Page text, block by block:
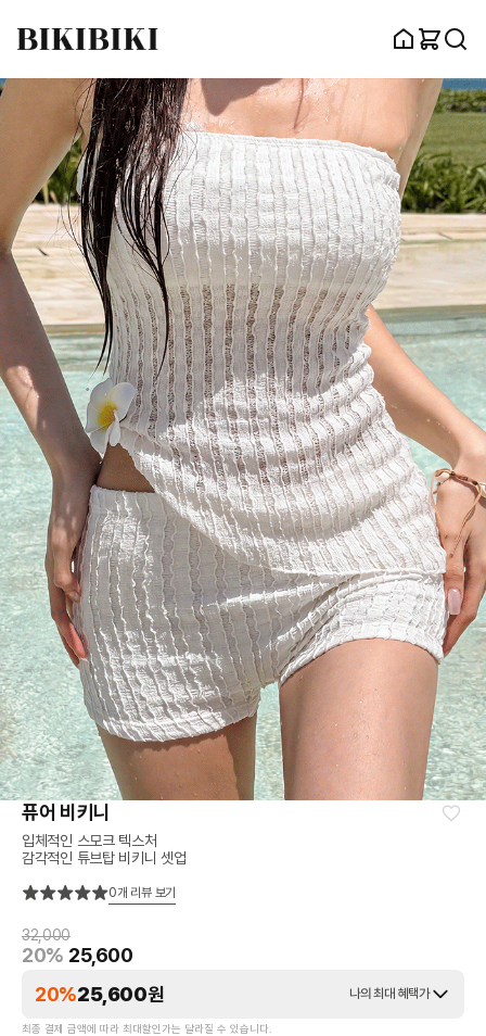
퓨어 비키니
입체적인 스모크 텍스처
감각적인 튜브탑 비키니 셋업
0개 리뷰 보기
20%25,600원 나의 최대 혜택가
최종 결제 금액에 따라 최대할인가는 달라질 수 있습니다.
32,000
20% 25,600